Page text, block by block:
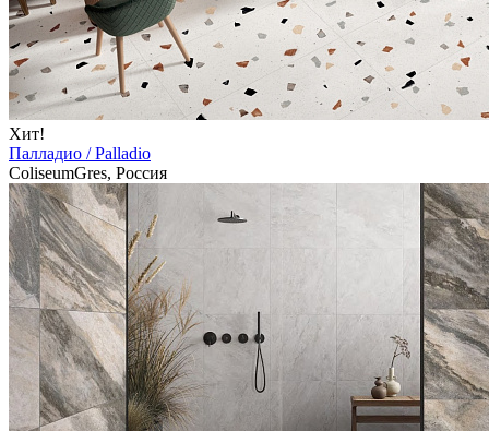
Хит!
Палладио / Palladio
ColiseumGres, Россия